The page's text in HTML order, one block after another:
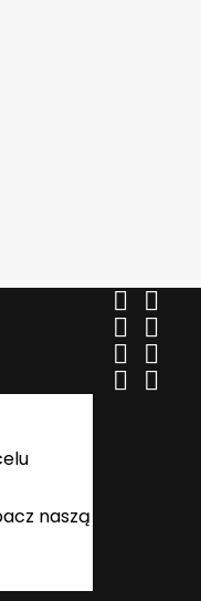
 
 
 
 
naszą